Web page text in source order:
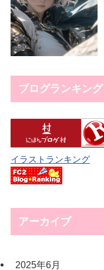
ブログランキング
イラストランキング
アーカイブ
2025年6月